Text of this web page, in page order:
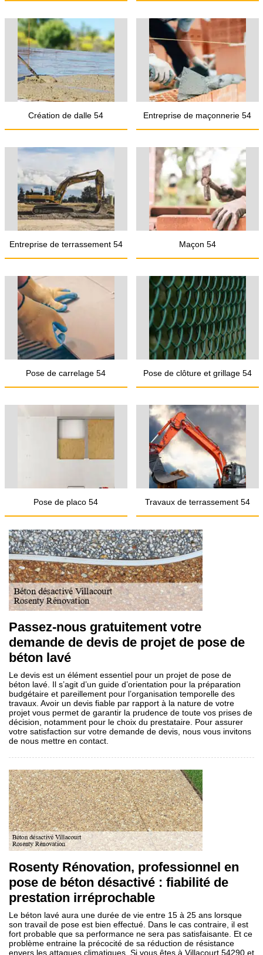
Création de dalle 54 Entreprise de maçonnerie 54
Entreprise de terrassement 54 Maçon 54
Pose de carrelage 54 Pose de clôture et grillage 54
Pose de placo 54 Travaux de terrassement 54
Passez-nous gratuitement votre
demande de devis de projet de pose de
béton lavé
Le devis est un élément essentiel pour un projet de pose de
béton lavé. Il s’agit d’un guide d’orientation pour la préparation
budgétaire et pareillement pour l’organisation temporelle des
travaux. Avoir un devis fiable par rapport à la nature de votre
projet vous permet de garantir la prudence de toute vos prises de
décision, notamment pour le choix du prestataire. Pour assurer
votre satisfaction sur votre demande de devis, nous vous invitons
de nous mettre en contact.
Rosenty Rénovation, professionnel en
pose de béton désactivé : fiabilité de
prestation irréprochable
Le béton lavé aura une durée de vie entre 15 à 25 ans lorsque
son travail de pose est bien effectué. Dans le cas contraire, il est
fort probable que sa performance ne sera pas satisfaisante. Et ce
problème entraine la précocité de sa réduction de résistance
envers les attaques climatiques. Si vous êtes à Villacourt 54290 et